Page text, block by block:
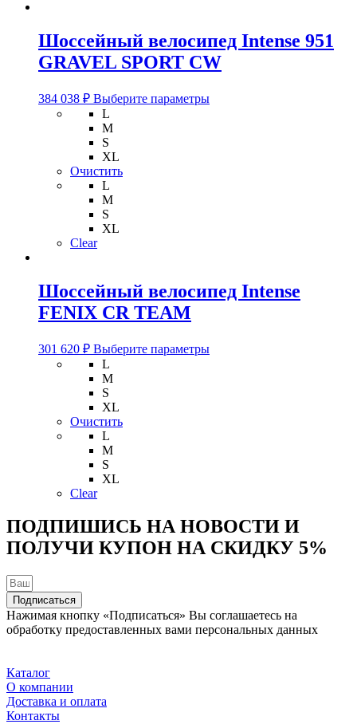
Шоссейный велосипед Intense 951
GRAVEL SPORT CW
384 038 ₽ Выберите параметрыЭтот
L
M
S
XL
Очистить
L
M
S
XL
Clear
Шоссейный велосипед Intense
FENIX CR TEAM
301 620 ₽ Выберите параметрыЭтот
L
M
S
XL
Очистить
L
M
S
XL
Clear
ПОДПИШИСЬ НА НОВОСТИ И
ПОЛУЧИ КУПОН НА СКИДКУ 5%
Подписаться
Нажимая кнопку «Подписаться» Вы соглашаетесь на
обработку предоставленных вами персональных данных
Каталог
О компании
Доставка и оплата
Контакты